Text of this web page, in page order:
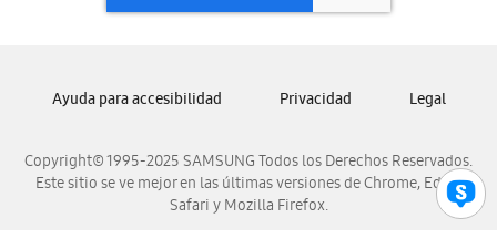
Samsung Panamá
Samsung Venezuela
Copyright© 1995-2025 SAMSUNG Todos los Derechos Reservados.
Este sitio se ve mejor en las últimas versiones de Chrome, Edge,
Safari y Mozilla Firefox.
Ayuda para accesibilidad Privacidad Legal